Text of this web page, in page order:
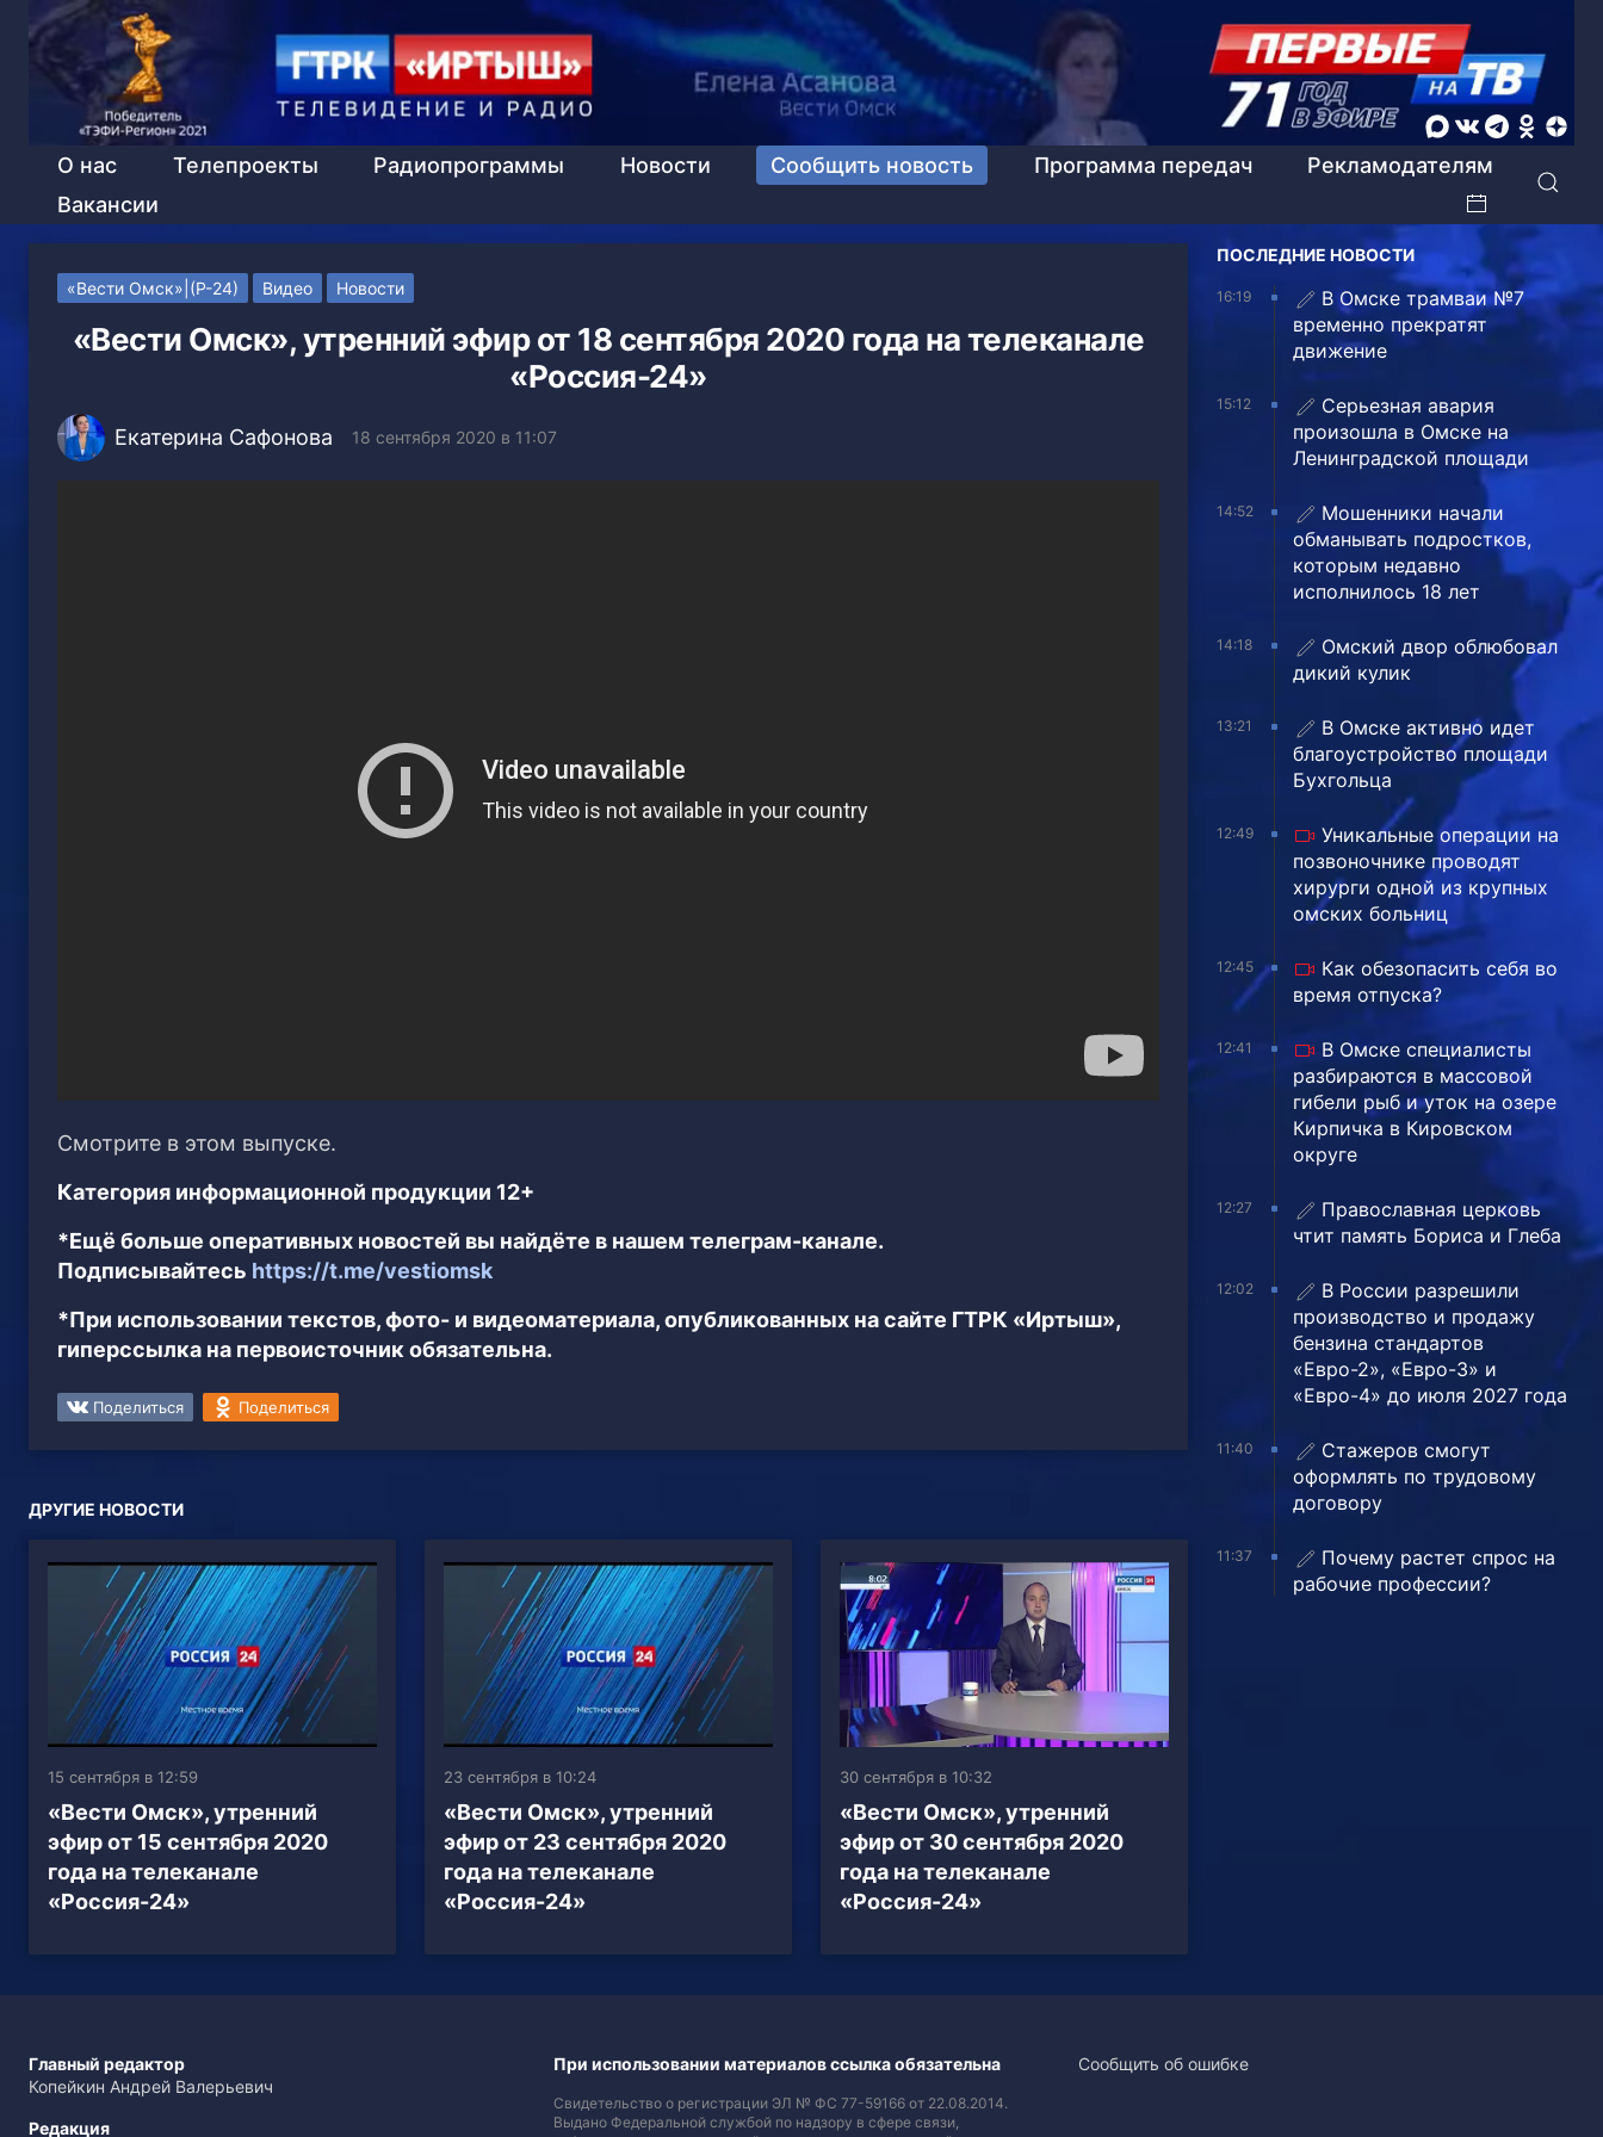
О нас Телепроекты Радиопрограммы Новости Сообщить новость Программа передач
Рекламодателям
Вакансии
«Вести Омск»|(Р-24) Видео Новости
«Вести Омск», утренний эфир от 18 сентября 2020 года на телеканале
«Россия-24»
Екатерина Сафонова 18 сентября 2020 в 11:07
Смотрите в этом выпуске.
Категория информационной продукции 12+
*Ещё больше оперативных новостей вы найдёте в нашем телеграм-канале.
Подписывайтесь https://t.me/vestiomsk
*При использовании текстов, фото- и видеоматериала, опубликованных на сайте ГТРК «Иртыш»,
гиперссылка на первоисточник обязательна.
Поделиться Поделиться
ДРУГИЕ НОВОСТИ
15 сентября в 12:59
«Вести Омск», утренний
эфир от 15 сентября 2020
года на телеканале
«Россия-24»
23 сентября в 10:24
«Вести Омск», утренний
эфир от 23 сентября 2020
года на телеканале
«Россия-24»
30 сентября в 10:32
«Вести Омск», утренний
эфир от 30 сентября 2020
года на телеканале
«Россия-24»
ПОСЛЕДНИЕ НОВОСТИ
16:19
В Омске трамваи №7
временно прекратят
движение
15:12
Серьезная авария
произошла в Омске на
Ленинградской площади
14:52
Мошенники начали
обманывать подростков,
которым недавно
исполнилось 18 лет
14:18
Омский двор облюбовал
дикий кулик
13:21
В Омске активно идет
благоустройство площади
Бухгольца
12:49
Уникальные операции на
позвоночнике проводят
хирурги одной из крупных
омских больниц
12:45
Как обезопасить себя во
время отпуска?
12:41
В Омске специалисты
разбираются в массовой
гибели рыб и уток на озере
Кирпичка в Кировском
округе
12:27
Православная церковь
чтит память Бориса и Глеба
12:02
В России разрешили
производство и продажу
бензина стандартов
«Евро-2», «Евро-3» и
«Евро-4» до июля 2027 года
11:40
Стажеров смогут
оформлять по трудовому
договору
11:37
Почему растет спрос на
рабочие профессии?
Главный редактор
Копейкин Андрей Валерьевич
Редакция
При использовании материалов ссылка обязательна
Свидетельство о регистрации ЭЛ № ФС 77-59166 от 22.08.2014.
Выдано Федеральной службой по надзору в сфере связи,
Сообщить об ошибке